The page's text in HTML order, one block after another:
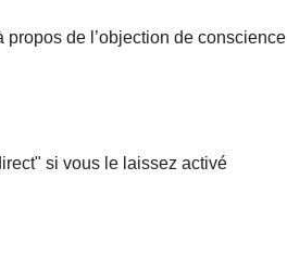
propos de l’objection de conscience
si vous le laissez activé